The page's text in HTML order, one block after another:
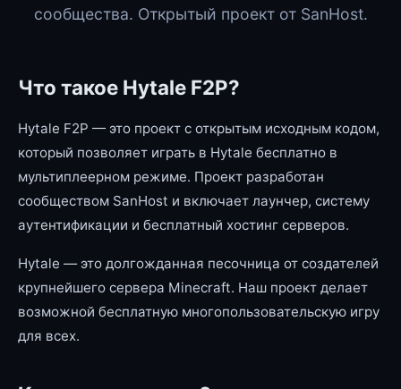
сообщества. Открытый проект от SanHost.
Что такое Hytale F2P?
Hytale F2P — это проект с открытым исходным кодом,
который позволяет играть в Hytale бесплатно в
мультиплеерном режиме. Проект разработан
сообществом SanHost и включает лаунчер, систему
аутентификации и бесплатный хостинг серверов.
Hytale — это долгожданная песочница от создателей
крупнейшего сервера Minecraft. Наш проект делает
возможной бесплатную многопользовательскую игру
для всех.